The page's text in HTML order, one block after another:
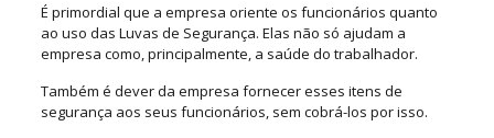
É primordial que a empresa oriente os funcionários quanto
ao uso das Luvas de Segurança. Elas não só ajudam a
empresa como, principalmente, a saúde do trabalhador.
Também é dever da empresa fornecer esses itens de
segurança aos seus funcionários, sem cobrá-los por isso.